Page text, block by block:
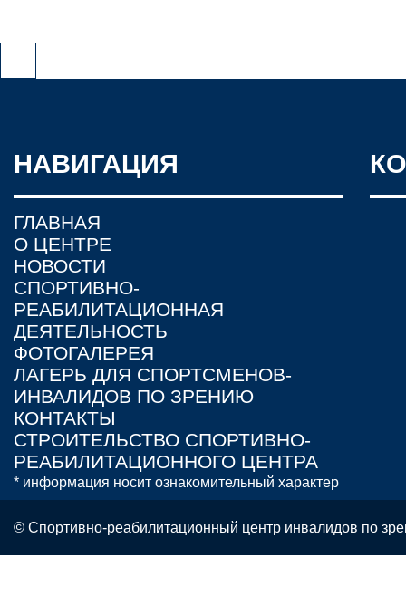
НАВИГАЦИЯ
ГЛАВНАЯ
О ЦЕНТРЕ
НОВОСТИ
СПОРТИВНО-
РЕАБИЛИТАЦИОННАЯ
ДЕЯТЕЛЬНОСТЬ
ФОТОГАЛЕРЕЯ
ЛАГЕРЬ ДЛЯ СПОРТСМЕНОВ-
ИНВАЛИДОВ ПО ЗРЕНИЮ
КОНТАКТЫ
СТРОИТЕЛЬСТВО СПОРТИВНО-
РЕАБИЛИТАЦИОННОГО ЦЕНТРА
* информация носит ознакомительный характер
© Спортивно-реабилитационный центр инвалидов по